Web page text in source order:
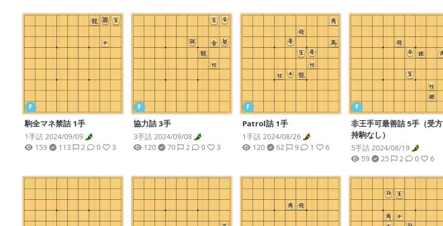
F
駒全マネ禁詰 1手
1手詰 2024/09/09
159
113 2 0 3
F
協力詰 3手
3手詰 2024/09/08
120
70 2 0 3
F
Patrol詰 1手
1手詰 2024/08/26
120
62 9 1 6
F
非王手可最善詰 5手（受方
持駒なし）
5手詰 2024/08/19
59
25 2 0 6